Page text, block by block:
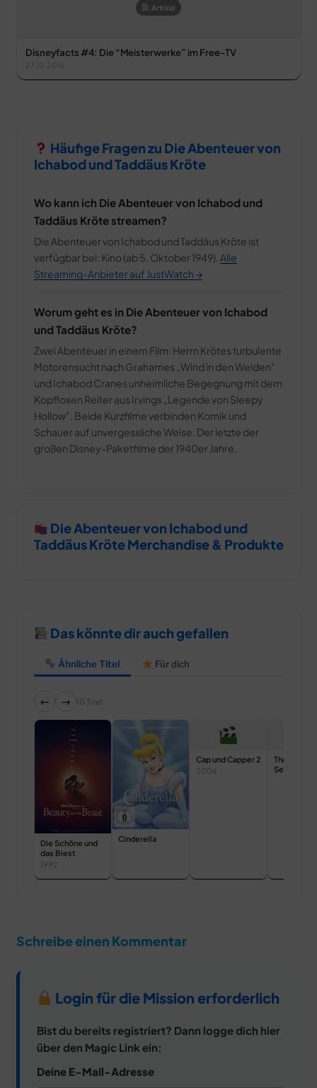
Artikel
Disneyfacts #4: Die “Meisterwerke” im Free-TV
Häufige Fragen zu Die Abenteuer von
Ichabod und Taddäus Kröte
Wo kann ich Die Abenteuer von Ichabod und
Taddäus Kröte streamen?
Die Abenteuer von Ichabod und Taddäus Kröte ist
verfügbar bei: Kino (ab 5. Oktober 1949). Alle
Streaming-Anbieter auf JustWatch →
Worum geht es in Die Abenteuer von Ichabod
und Taddäus Kröte?
Zwei Abenteuer in einem Film: Herrn Krötes turbulente
Motorensucht nach Grahames „Wind in den Weiden"
und Ichabod Cranes unheimliche Begegnung mit dem
Kopflosen Reiter aus Irvings „Legende von Sleepy
Hollow". Beide Kurzfilme verbinden Komik und
Schauer auf unvergessliche Weise. Der letzte der
großen Disney-Paketfilme der 1940er Jahre.
Die Abenteuer von Ichabod und
Taddäus Kröte Merchandise & Produkte
Das könnte dir auch gefallen
Ähnliche Titel Für dich
← → 10 Titel
Die Schöne und
das Biest
1992
Cinderella
Cap und Capper 2
2006
The Great
Search:
Schreibe einen Kommentar
Login für die Mission erforderlich
Bist du bereits registriert? Dann logge dich hier
über den Magic Link ein:
Deine E-Mail-Adresse